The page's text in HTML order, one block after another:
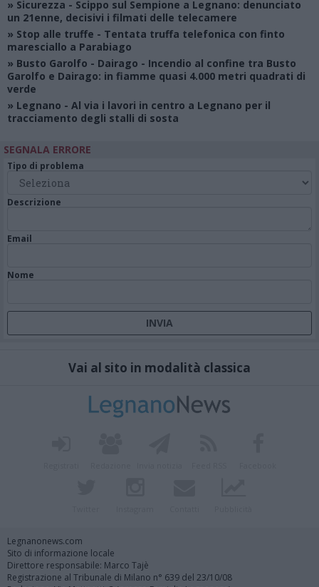
» Sicurezza - Scippo sul Sempione a Legnano: denunciato
un 21enne, decisivi i filmati delle telecamere
» Stop alle truffe - Tentata truffa telefonica con finto
maresciallo a Parabiago
» Busto Garolfo - Dairago - Incendio al confine tra Busto
Garolfo e Dairago: in fiamme quasi 4.000 metri quadrati di
verde
» Legnano - Al via i lavori in centro a Legnano per il
tracciamento degli stalli di sosta
SEGNALA ERRORE
Tipo di problema
Descrizione
Email
Nome
Vai al sito in modalità classica
Legnanonews.com
Sito di informazione locale
Direttore responsabile: Marco Tajè
Registrazione al Tribunale di Milano n° 639 del 23/10/08